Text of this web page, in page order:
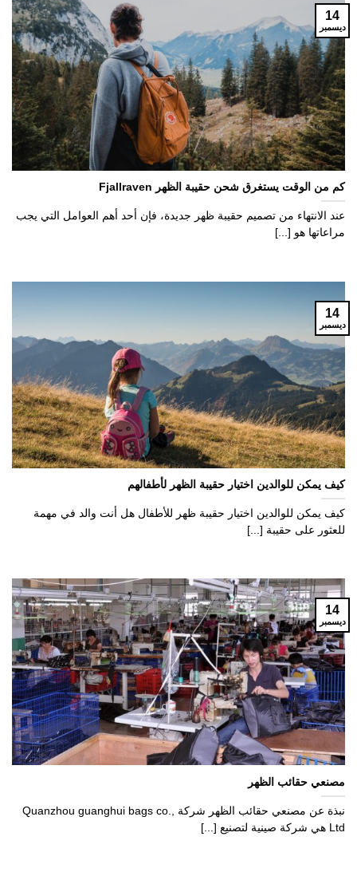
كم من الوقت يستغرق شحن حقيبة الظهر Fjallraven
عند الانتهاء من تصميم حقيبة ظهر جديدة، فإن أحد أهم العوامل التي يجب
مراعاتها هو [...]
14
ديسمبر
كيف يمكن للوالدين اختيار حقيبة الظهر لأطفالهم
كيف يمكن للوالدين اختيار حقيبة ظهر للأطفال هل أنت والد في مهمة
للعثور على حقيبة [...]
14
ديسمبر
مصنعي حقائب الظهر
نبذة عن مصنعي حقائب الظهر شركة Quanzhou guanghui bags co.,
Ltd هي شركة صينية لتصنيع [...]
14
ديسمبر